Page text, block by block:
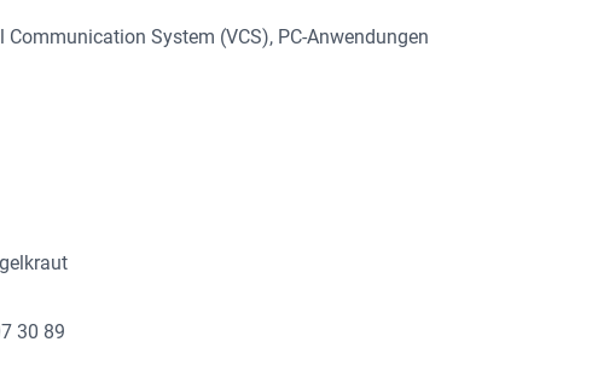
Communication System (VCS), PC-Anwendungen
30 89